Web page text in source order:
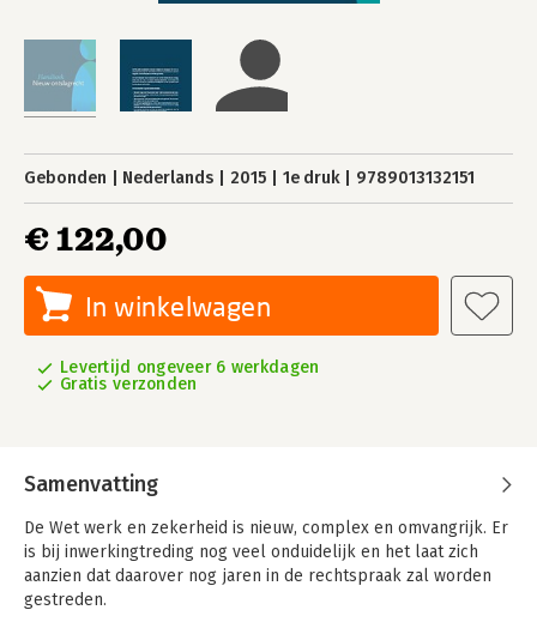
Gebonden Nederlands 2015 1e druk 9789013132151
€ 122,00
In winkelwagen
Levertijd ongeveer 6 werkdagen
Gratis verzonden
Samenvatting
De Wet werk en zekerheid is nieuw, complex en omvangrijk. Er
is bij inwerkingtreding nog veel onduidelijk en het laat zich
aanzien dat daarover nog jaren in de rechtspraak zal worden
gestreden.